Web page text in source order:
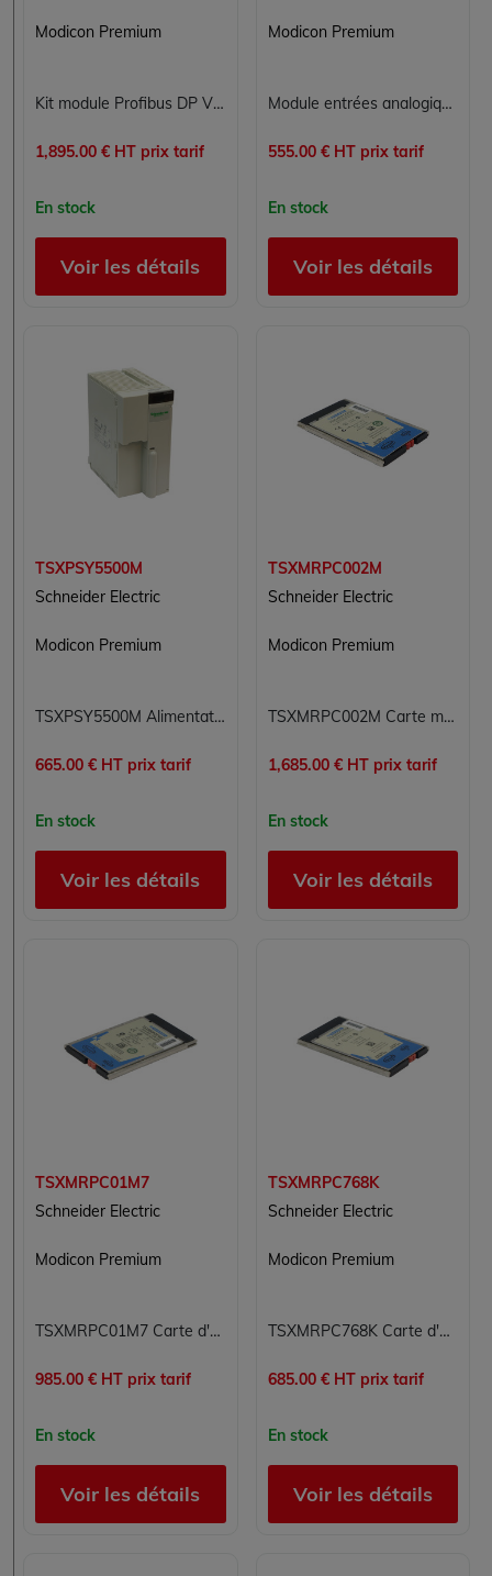
Modicon Premium
Kit module Profibus DP V0 pour automate Modicon Premium Schneider Electric TSXPBY100
1,895.00 € HT prix tarif
En stock
Voir les détails
Modicon Premium
Module entrées analogiques TSXAEY800 Schneider Modicon Premium 8 voies multigamme 12 bits
555.00 € HT prix tarif
En stock
Voir les détails
TSXPSY5500M
Schneider Electric
Modicon Premium
TSXPSY5500M Alimentation Modicon Premium Schneider Electric
665.00 € HT prix tarif
En stock
Voir les détails
TSXMRPC002M
Schneider Electric
Modicon Premium
TSXMRPC002M Carte mémoire SRAM configurable 2 Mo Modicon Premium Schneider Electric 5V 0°C à 60°C
1,685.00 € HT prix tarif
En stock
Voir les détails
TSXMRPC01M7
Schneider Electric
Modicon Premium
TSXMRPC01M7 Carte d'extension de mémoire SRAM 17 Mo Modicon Premium Schneider Electric 1700 Ko
985.00 € HT prix tarif
En stock
Voir les détails
TSXMRPC768K
Schneider Electric
Modicon Premium
TSXMRPC768K Carte d'extension de mémoire SRAM 768 Ko Modicon Premium Schneider Electric
685.00 € HT prix tarif
En stock
Voir les détails